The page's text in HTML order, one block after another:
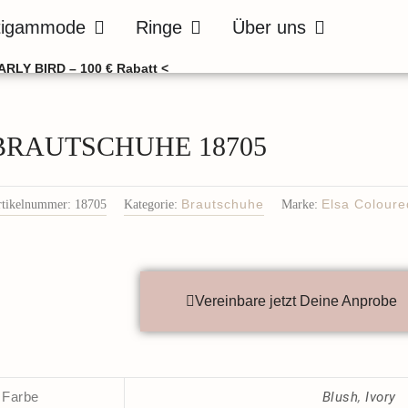
Öffne Bräutigammode
Ringe Öffne RingeÜber uns Öffne Über uns
BIRD – 100 € Rabatt <
18705
18705 Kategorie: Brautschuhe Marke: Elsa
Vereinbare jetzt Deine Anprobe
Farbe Blush, Ivory